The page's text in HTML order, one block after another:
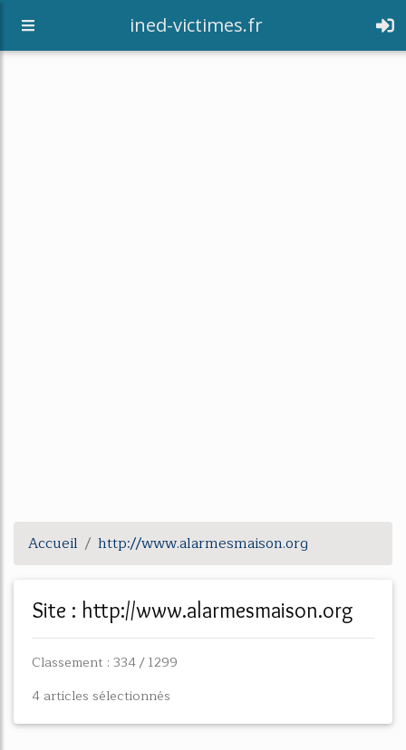
ined-victimes.fr
Accueil http://www.alarmesmaison.org
Site : http://www.alarmesmaison.org
Classement : 334 / 1299
4 articles sélectionnés